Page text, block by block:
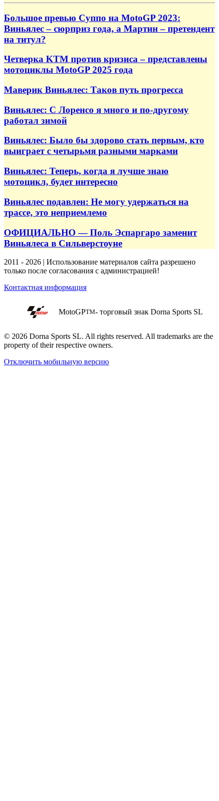
Большое превью Суппо на MotoGP 2023:
Виньялес – сюрприз года, а Мартин – претендент
на титул?
Четверка KTM против кризиса – представлены
мотоциклы MotoGP 2025 года
Маверик Виньялес: Таков путь прогресса
Виньялес: С Лоренсо я много и по‑другому
работал зимой
Виньялес: Было бы здорово стать первым, кто
выиграет с четырьмя разными марками
Виньялес: Теперь, когда я лучше знаю
мотоцикл, будет интересно
Виньялес подавлен: Не могу удержаться на
трассе, это неприемлемо
ОФИЦИАЛЬНО — Поль Эспаргаро заменит
Виньялеса в Сильверстоуне
2011 - 2026 | Использование материалов сайта разрешено
только после согласования с администрацией!
Контактная информация
MotoGPTM- торговый знак Dorna Sports SL
© 2026 Dorna Sports SL. All rights reserved. All trademarks are the
property of their respective owners.
Отключить мобильную версию